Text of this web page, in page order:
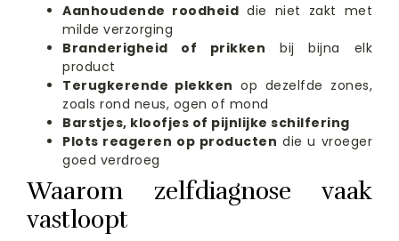
Aanhoudende roodheid die niet zakt met
milde verzorging
Branderigheid of prikken bij bijna elk
product
Terugkerende plekken op dezelfde zones,
zoals rond neus, ogen of mond
Barstjes, kloofjes of pijnlijke schilfering
Plots reageren op producten die u vroeger
goed verdroeg
Waarom zelfdiagnose vaak
vastloopt